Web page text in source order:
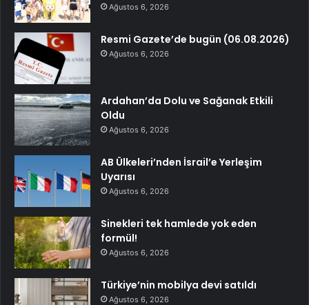
Ağustos 6, 2026
Resmi Gazete’de bugün (06.08.2026)
Ağustos 6, 2026
Ardahan’da Dolu ve Sağanak Etkili
Oldu
Ağustos 6, 2026
AB Ülkeleri’nden İsrail’e Yerleşim
Uyarısı
Ağustos 6, 2026
Sinekleri tek hamlede yok eden
formül!
Ağustos 6, 2026
Türkiye’nin mobilya devi satıldı
Ağustos 6, 2026